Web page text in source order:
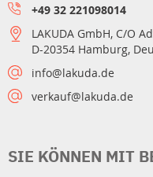
SIE KÖNNEN MIT
+49 32 221098014
LAKUDA GmbH, C/O
D-20354 Hamburg,
info@lakuda.de
verkauf@lakuda.de